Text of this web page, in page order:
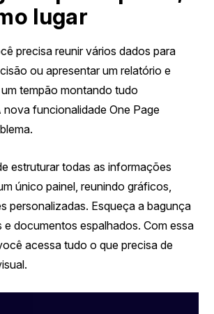
lugar
precisa reunir vários dados para
ou apresentar um relatório e
tempão montando tudo
nova funcionalidade One Page
estruturar todas as informações
único painel, reunindo gráficos,
personalizadas. Esqueça a bagunça
e documentos espalhados. Com essa
acessa tudo o que precisa de